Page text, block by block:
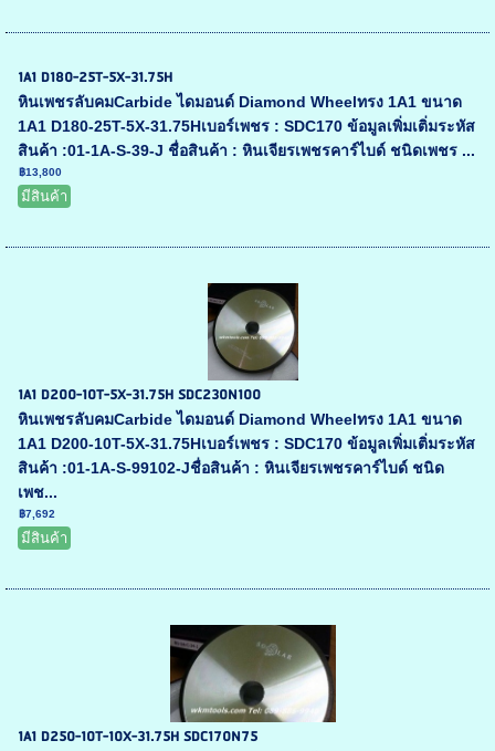
1A1 D180-25T-5X-31.75H
หินเพชรลับคมCarbide ไดมอนด์ Diamond Wheelทรง 1A1 ขนาด
1A1 D180-25T-5X-31.75Hเบอร์เพชร : SDC170 ข้อมูลเพิ่มเติ่มระหัส
สินค้า :01-1A-S-39-J ชื่อสินค้า : หินเจียรเพชรคาร์ไบด์ ชนิดเพชร ...
฿13,800
มีสินค้า
1A1 D200-10T-5X-31.75H SDC230N100
หินเพชรลับคมCarbide ไดมอนด์ Diamond Wheelทรง 1A1 ขนาด
1A1 D200-10T-5X-31.75Hเบอร์เพชร : SDC170 ข้อมูลเพิ่มเติ่มระหัส
สินค้า :01-1A-S-99102-Jชื่อสินค้า : หินเจียรเพชรคาร์ไบด์ ชนิด
เพช...
฿7,692
มีสินค้า
1A1 D250-10T-10X-31.75H SDC170N75